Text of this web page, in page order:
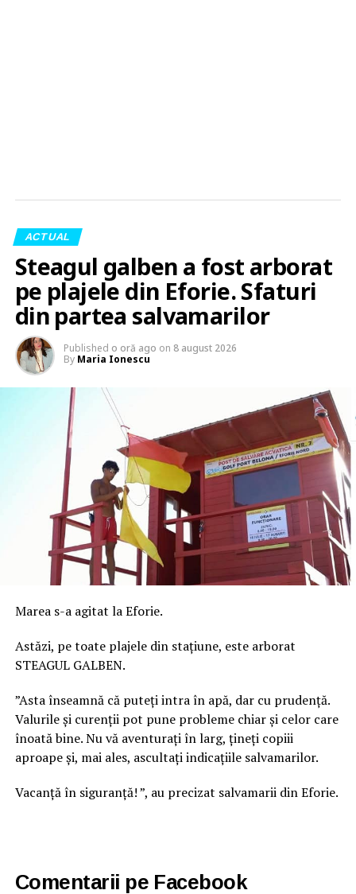
ACTUAL
Steagul galben a fost arborat
pe plajele din Eforie. Sfaturi
din partea salvamarilor
Published o oră ago on 8 august 2026
By Maria Ionescu
Marea s-a agitat la Eforie.
Astăzi, pe toate plajele din stațiune, este arborat
STEAGUL GALBEN.
”Asta înseamnă că puteți intra în apă, dar cu prudență.
Valurile și curenții pot pune probleme chiar și celor care
înoată bine. Nu vă aventurați în larg, țineți copiii
aproape și, mai ales, ascultați indicațiile salvamarilor.
Vacanță în siguranță! ”, au precizat salvamarii din Eforie.
Comentarii pe Facebook